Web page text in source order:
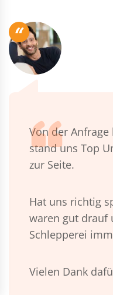
“
Von der
stand uns Top
zur Seite.
Hat uns richtig
waren gut drauf
Schlepperei
Vielen Dank